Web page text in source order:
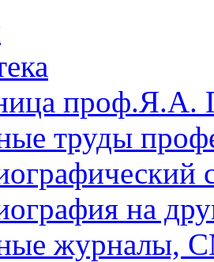
проф.Я.А.
труды
на
журналы,